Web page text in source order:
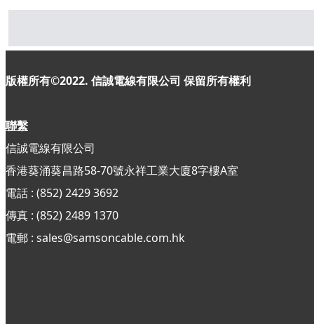
版權所有©2022. 信誠電線有限公司 保留所有權利
聯繫
信誠電線有限公司
香港葵涌葵昌路58-70號永祥工業大廈8字樓A室
電話 : (852) 2429 3692
傳真 : (852)2489 1370
電郵 : sales@samsoncable.com.hk